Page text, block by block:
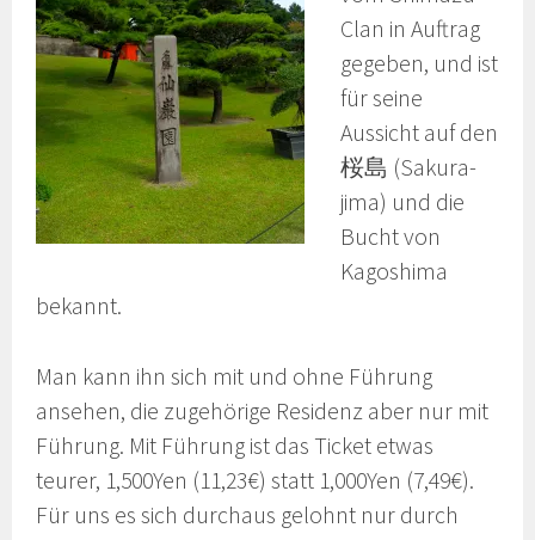
Clan in Auftrag
gegeben, und ist
für seine
Aussicht auf den
桜島 (Sakura-
jima) und die
Bucht von
Kagoshima
bekannt.
Man kann ihn sich mit und ohne Führung
ansehen, die zugehörige Residenz aber nur mit
Führung. Mit Führung ist das Ticket etwas
teurer, 1,500Yen (11,23€) statt 1,000Yen (7,49€).
Für uns es sich durchaus gelohnt nur durch